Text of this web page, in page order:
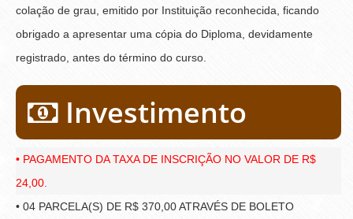
colação de grau, emitido por Instituição reconhecida, ficando
obrigado a apresentar uma cópia do Diploma, devidamente
registrado, antes do término do curso.
Investimento
• PAGAMENTO DA TAXA DE INSCRIÇÃO NO VALOR DE R$
24,00.
• 04 PARCELA(S) DE R$ 370,00 ATRAVÉS DE BOLETO